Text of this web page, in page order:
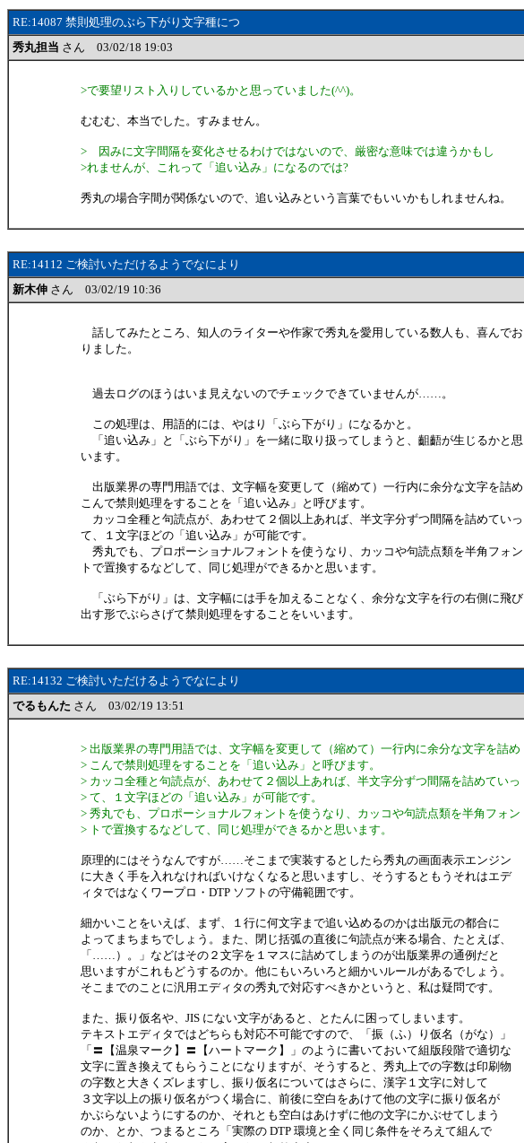
RE:14087 禁則処理のぶら下がり文字種につ
秀丸担当 さん 03/02/18 19:03
>で要望リスト入りしているかと思っていました(^^)。
むむむ、本当でした。すみません。
> 因みに文字間隔を変化させるわけではないので、厳密な意味では違うかもし
>れませんが、これって「追い込み」になるのでは?
秀丸の場合字間が関係ないので、追い込みという言葉でもいいかもしれませんね。
RE:14112 ご検討いただけるようでなにより
新木伸 さん 03/02/19 10:36
話してみたところ、知人のライターや作家で秀丸を愛用している数人も、喜んでお
りました。
過去ログのほうはいま見えないのでチェックできていませんが……。
この処理は、用語的には、やはり「ぶら下がり」になるかと。
「追い込み」と「ぶら下がり」を一緒に取り扱ってしまうと、齟齬が生じるかと思
います。
出版業界の専門用語では、文字幅を変更して（縮めて）一行内に余分な文字を詰め
こんで禁則処理をすることを「追い込み」と呼びます。
カッコ全種と句読点が、あわせて２個以上あれば、半文字分ずつ間隔を詰めていっ
て、１文字ほどの「追い込み」が可能です。
秀丸でも、プロポーショナルフォントを使うなり、カッコや句読点類を半角フォン
トで置換するなどして、同じ処理ができるかと思います。
「ぶら下がり」は、文字幅には手を加えることなく、余分な文字を行の右側に飛び
出す形でぶらさげて禁則処理をすることをいいます。
RE:14132 ご検討いただけるようでなにより
でるもんた さん 03/02/19 13:51
> 出版業界の専門用語では、文字幅を変更して（縮めて）一行内に余分な文字を詰め
> こんで禁則処理をすることを「追い込み」と呼びます。
> カッコ全種と句読点が、あわせて２個以上あれば、半文字分ずつ間隔を詰めていっ
> て、１文字ほどの「追い込み」が可能です。
> 秀丸でも、プロポーショナルフォントを使うなり、カッコや句読点類を半角フォン
> トで置換するなどして、同じ処理ができるかと思います。
原理的にはそうなんですが……そこまで実装するとしたら秀丸の画面表示エンジン
に大きく手を入れなければいけなくなると思いますし、そうするともうそれはエデ
ィタではなくワープロ・DTP ソフトの守備範囲です。
細かいことをいえば、まず、１行に何文字まで追い込めるのかは出版元の都合に
よってまちまちでしょう。また、閉じ括弧の直後に句読点が来る場合、たとえば、
「……）。」などはその２文字を１マスに詰めてしまうのが出版業界の通例だと
思いますがこれもどうするのか。他にもいろいろと細かいルールがあるでしょう。
そこまでのことに汎用エディタの秀丸で対応すべきかというと、私は疑問です。
また、振り仮名や、JIS にない文字があると、とたんに困ってしまいます。
テキストエディタではどちらも対応不可能ですので、「振（ふ）り仮名（がな）」
「〓【温泉マーク】〓【ハートマーク】」のように書いておいて組版段階で適切な
文字に置き換えてもらうことになりますが、そうすると、秀丸上での字数は印刷物
の字数と大きくズレますし、振り仮名についてはさらに、漢字１文字に対して
３文字以上の振り仮名がつく場合に、前後に空白をあけて他の文字に振り仮名が
かぶらないようにするのか、それとも空白はあけずに他の文字にかぶせてしまう
のか、とか、つまるところ「実際の DTP 環境と全く同じ条件をそろえて組んで